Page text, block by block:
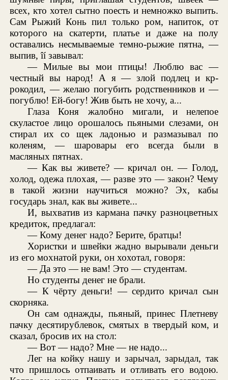
всех, кто хотел сытно поесть и немножко выпить.
Сам Рыжий Конь пил только ром, напиток, от
которого на скатерти, платье и даже на полу
оставались несмываемые темно-рыжие пятна, —
выпив, îí завывал:
— Милые вы мои птицы! Люблю вас —
честный вы народ! А я — злой подлец и кр-
рокодил, — желаю погубить родственников и —
погублю! Ей-богу! Жив быть не хочу, а...
Глаза Коня жалобно мигали, и нелепое
скуластое лицо орошалось пьяными слезами, он
стирал их со щек ладонью и размазывал по
коленям, — шаровары его всегда были в
масляных пятнах.
— Как вы живете? — кричал он. — Голод,
холод, одежа плохая, — разве это — закон? Чему
в такой жизни научиться можно? Эх, кабы
государь знал, как вы живете...
И, выхватив из кармана пачку разноцветных
кредиток, предлагал:
— Кому денег надо? Берите, братцы!
Хористки и швейки жадно вырывали деньги
из его мохнатой руки, он хохотал, говоря:
— Да это — не вам! Это — студентам.
Но студенты денег не брали.
— К чёрту деньги! — сердито кричал сын
скорняка.
Он сам однажды, пьяный, принес Плетневу
пачку десятирублевок, смятых в твердый ком, и
сказал, бросив их на стол:
— Вот — надо? Мне — не надо...
Лег на койку нашу и зарычал, зарыдал, так
что пришлось отпаивать и отливать его водою.